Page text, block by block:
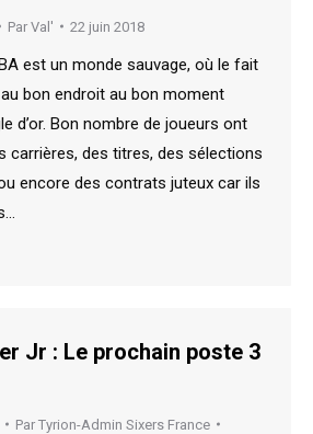
Par Val' 22 juin 2018
est un monde sauvage, où le fait
bon endroit au bon moment
d’or. Bon nombre de joueurs ont
carrières, des titres, des sélections
encore des contrats juteux car ils
Jr : Le prochain poste 3
Par Tyrion-Admin Sixers France